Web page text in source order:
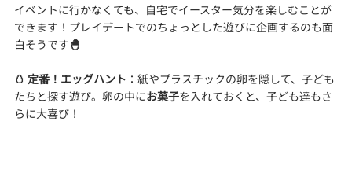
イベントに行かなくても、自宅でイースター気分を楽しむことが
できます！プレイデートでのちょっとした遊びに企画するのも面
白そうです🐣
🥚 定番！エッグハント ：紙やプラスチックの卵を隠して、子ども
たちと探す遊び。卵の中にお菓子を入れておくと、子ども達もさ
らに大喜び！